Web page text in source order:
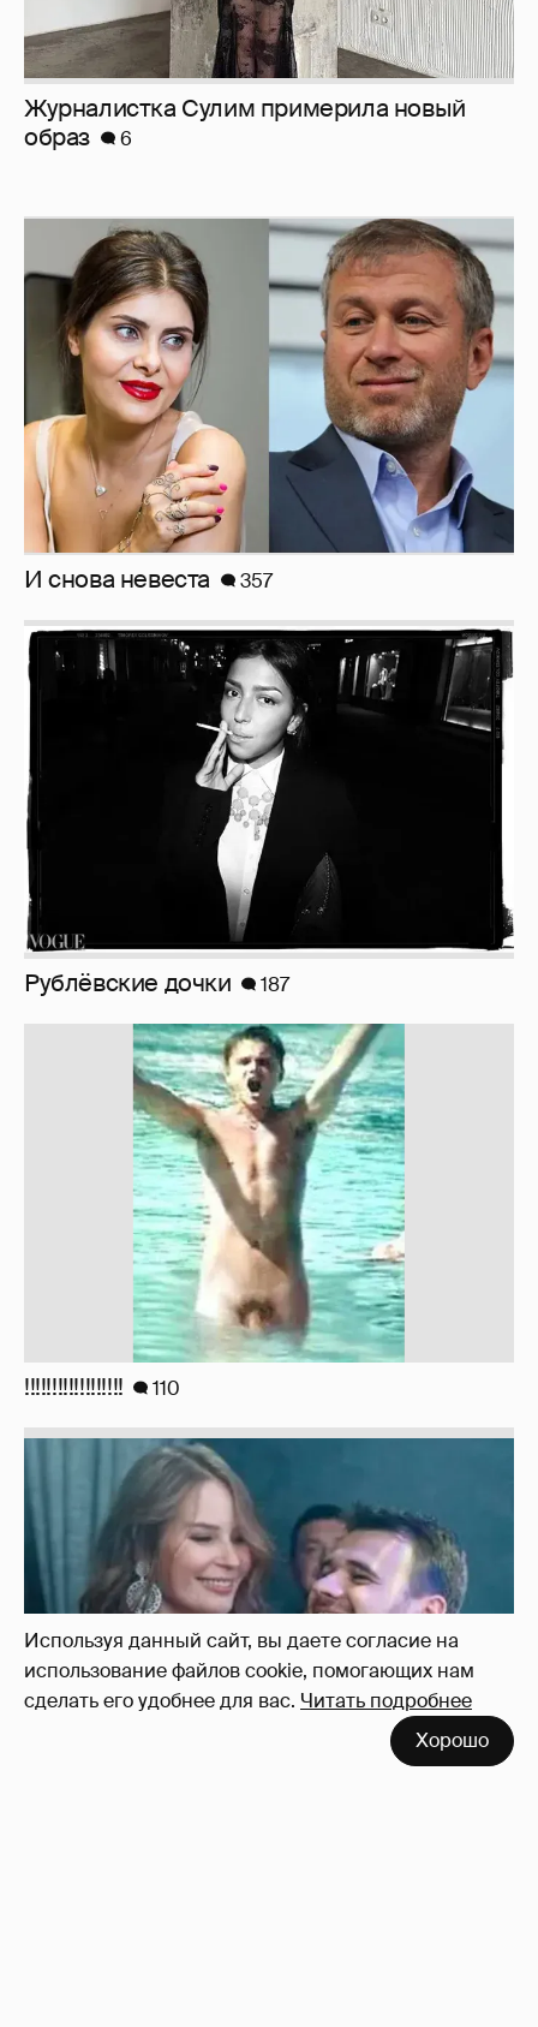
Используя данный сайт, вы даете согласие на
использование файлов cookie, помогающих нам
сделать его удобнее для вас. Читать подробнее
Хорошо
Журналистка Сулим примерила новый
образ
6
И снова невеста 357
Рублёвские дочки 187
!!!!!!!!!!!!!!!!!! 110